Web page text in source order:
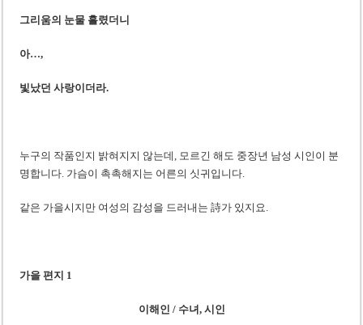
그리움의 눈물 흘렸더니
아…,
빛났던 사랑이더라.
누구의 작품인지 밝혀지지 않는데, 모르긴 해도 중장년 남성 시인이 분
명합니다. 가슴이 촉촉해지는 어른의 싯귀입니다.
같은 가을시지만 여성의 감성을 드러내는 詩가 있지요.
가을 편지 1
이해인 / 수녀, 시인